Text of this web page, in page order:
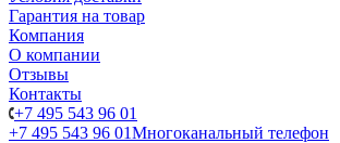
Гарантия на товар
Компания
О компании
Отзывы
Контакты
+7 495 543 96 01
+7 495 543 96 01Многоканальный телефон